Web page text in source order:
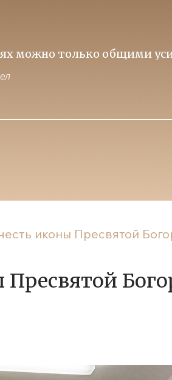
можно только общими
иконы Пресвятой
Пресвятой